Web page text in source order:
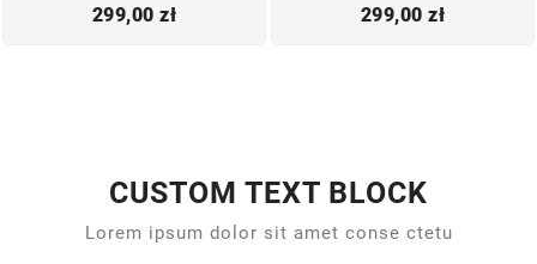
299,00 złCena 299,00 złCena
CUSTOM TEXT BLOCK
Lorem ipsum dolor sit amet conse ctetu